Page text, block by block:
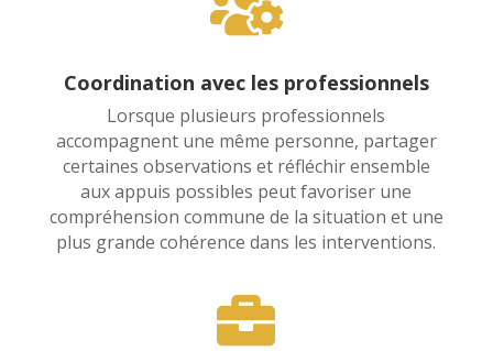
Coordination avec les professionnels
Lorsque plusieurs professionnels
accompagnent une même personne, partager
certaines observations et réfléchir ensemble
aux appuis possibles peut favoriser une
compréhension commune de la situation et une
plus grande cohérence dans les interventions.
